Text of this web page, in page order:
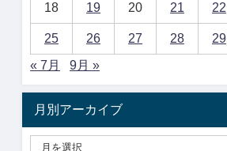
18 19 20 21 22
25 26 27 28 29
« 7月
9月 »
月別アーカイブ